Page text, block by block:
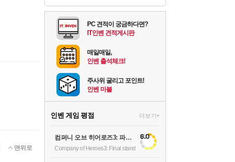
맨위로
PC 견적이 궁금하다면?
IT인벤 견적게시판
매일매일,
인벤 출석체크!
주사위 굴리고 포인트!
인벤 마블
인벤 게임 평점 더보기+
컴퍼니 오브 히어로즈3: 파이널 스탠드
Company of Heroes3: Final stand
6.0